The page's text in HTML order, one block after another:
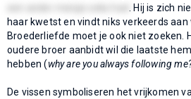
. Hij is zich
haar kwetst en vindt niks verkeerds
Broederliefde moet je ook niet zoeken.
oudere broer aanbidt wil die laatste
hebben (why are you always following
De vissen symboliseren het vrijkomen